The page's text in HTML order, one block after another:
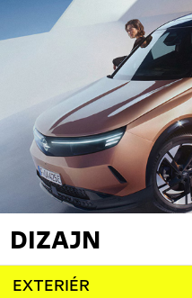
DIZAJN
EXTERIÉR